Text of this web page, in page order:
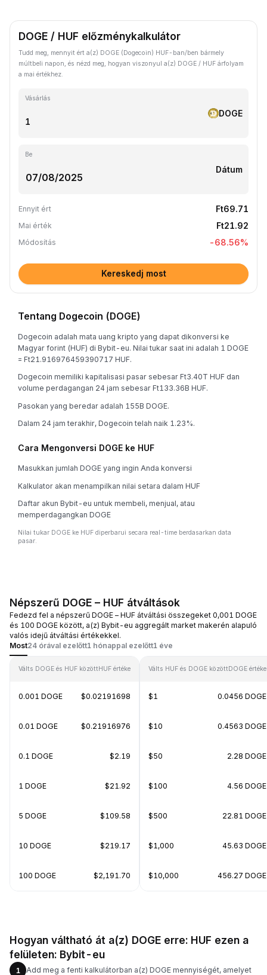
DOGE / HUF előzménykalkulátor
Tudd meg, mennyit ért a(z) DOGE (Dogecoin) HUF-ban/ben bármely
múltbeli napon, és nézd meg, hogyan viszonyul a(z) DOGE / HUF árfolyam
a mai értékhez.
Vásárlás
DOGE
Be
Dátum
Ennyit ért Ft69.71
Mai érték Ft21.92
Módosítás -68.56%
Kereskedj most
Tentang Dogecoin (DOGE)
Dogecoin adalah mata uang kripto yang dapat dikonversi ke
Magyar forint (HUF) di Bybit-eu. Nilai tukar saat ini adalah 1 DOGE
= Ft21.916976459390717 HUF.
Dogecoin memiliki kapitalisasi pasar sebesar Ft3.40T HUF dan
volume perdagangan 24 jam sebesar Ft133.36B HUF.
Pasokan yang beredar adalah 155B DOGE.
Dalam 24 jam terakhir, Dogecoin telah naik 1.23%.
Cara Mengonversi DOGE ke HUF
Masukkan jumlah DOGE yang ingin Anda konversi
Kalkulator akan menampilkan nilai setara dalam HUF
Daftar akun Bybit-eu untuk membeli, menjual, atau
memperdagangkan DOGE
Nilai tukar DOGE ke HUF diperbarui secara real-time berdasarkan data
pasar.
Népszerű DOGE – HUF átváltások
Fedezd fel a népszerű DOGE – HUF átváltási összegeket 0,001 DOGE
és 100 DOGE között, a(z) Bybit-eu aggregált market makerén alapuló
valós idejű átváltási értékekkel.
Most24 órával ezelőtt1 hónappal ezelőtt1 éve
Válts DOGE és HUF közöttHUF értéke
0.001 DOGE $0.02191698
0.01 DOGE $0.21916976
0.1 DOGE $2.19
1 DOGE $21.92
5 DOGE $109.58
10 DOGE $219.17
100 DOGE $2,191.70
Válts HUF és DOGE közöttDOGE értéke
$1 0.0456 DOGE
$10 0.4563 DOGE
$50 2.28 DOGE
$100 4.56 DOGE
$500 22.81 DOGE
$1,000 45.63 DOGE
$10,000 456.27 DOGE
Hogyan váltható át a(z) DOGE erre: HUF ezen a
felületen: Bybit-eu
1 Add meg a fenti kalkulátorban a(z) DOGE mennyiségét, amelyet